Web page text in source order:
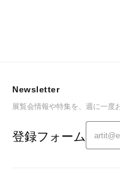
Newsletter
展覧会情報や特集を、週に一度
登録フォーム